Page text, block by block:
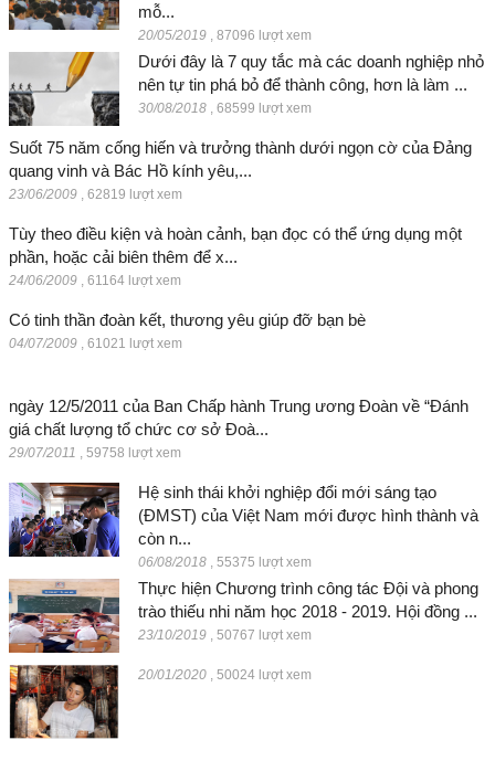
mỗ...
20/05/2019 87096 lượt xem
Dưới đây là 7 quy tắc mà các doanh nghiệp nhỏ
nên tự tin phá bỏ để thành công, hơn là làm ...
30/08/2018 68599 lượt xem
Suốt 75 năm cống hiến và trưởng thành dưới ngọn cờ của Đảng
quang vinh và Bác Hồ kính yêu,...
23/06/2009 62819 lượt xem
Tùy theo điều kiện và hoàn cảnh, bạn đọc có thể ứng dụng một
phần, hoặc cải biên thêm để x...
24/06/2009 61164 lượt xem
Có tinh thần đoàn kết, thương yêu giúp đỡ bạn bè
04/07/2009 61021 lượt xem
ngày 12/5/2011 của Ban Chấp hành Trung ương Đoàn về “Đánh
giá chất lượng tổ chức cơ sở Đoà...
29/07/2011 59758 lượt xem
Hệ sinh thái khởi nghiệp đổi mới sáng tạo
(ĐMST) của Việt Nam mới được hình thành và
còn n...
06/08/2018 55375 lượt xem
Thực hiện Chương trình công tác Đội và phong
trào thiếu nhi năm học 2018 - 2019. Hội đồng ...
23/10/2019 50767 lượt xem
20/01/2020 50024 lượt xem